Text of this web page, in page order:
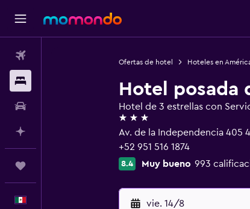
Ofertas de hotel Hoteles en
Hotel posada
Hotel de 3 estrellas con
3 estrellas
Av. de la Independencia 405
+52 951 516 1874
8.4 Muy bueno 993
vie. 14/8